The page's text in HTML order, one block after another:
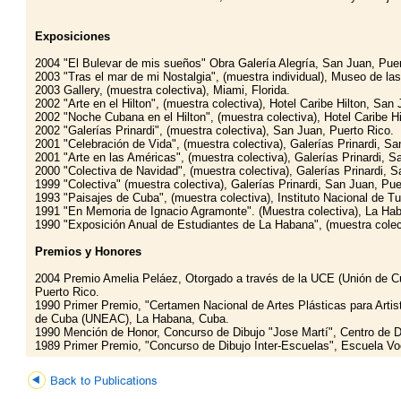
Exposiciones
2004 "El Bulevar de mis sueños" Obra Galería Alegría, San Juan,
2003 "Tras el mar de mi Nostalgia", (muestra individual), Museo de
2003 Gallery, (muestra colectiva), Miami, Florida.
2002 "Arte en el Hilton", (muestra colectiva), Hotel Caribe Hilton, San
2002 "Noche Cubana en el Hilton", (muestra colectiva), Hotel Caribe
2002 "Galerías Prinardi", (muestra colectiva), San Juan, Puerto Rico.
2001 "Celebración de Vida", (muestra colectiva), Galerías Prinardi,
2001 "Arte en las Américas", (muestra colectiva), Galerías Prinardi,
2000 "Colectiva de Navidad", (muestra colectiva), Galerías Prinardi,
1999 "Colectiva" (muestra colectiva), Galerías Prinardi, San Juan,
1993 "Paisajes de Cuba", (muestra colectiva), Instituto Nacional de
1991 "En Memoria de Ignacio Agramonte". (Muestra colectiva), La
1990 "Exposición Anual de Estudiantes de La Habana", (muestra
Premios y Honores
2004 Premio Amelia Peláez, Otorgado a través de la UCE (Unión de
Puerto Rico.
1990 Primer Premio, "Certamen Nacional de Artes Plásticas para
de Cuba (UNEAC), La Habana, Cuba.
1990 Mención de Honor, Concurso de Dibujo "Jose Martí", Centro de
1989 Primer Premio, "Concurso de Dibujo Inter-Escuelas", Escuela